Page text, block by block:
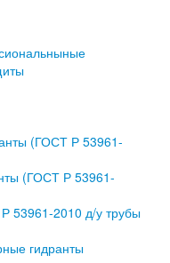
(ГОСТ Р 53961-
(ГОСТ Р 53961-
53961-2010 д/у трубы
гидранты